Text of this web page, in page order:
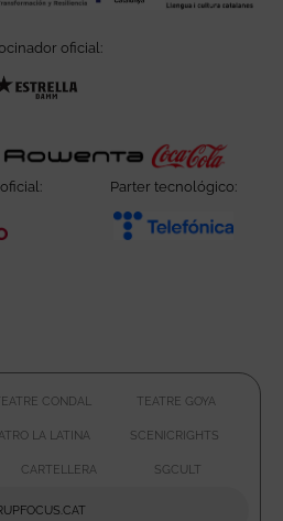
oficial:
ventana
Abre en nueva ventanaAbre en nueva
Abre en nueva ventana
Parter tecnológico:
Abre
CONDAL
ABRE EN NUEVA
TEATRE GOYA
ABRE
NUEVA VENTANA
LA LATINA
ABRE EN NUEVA
SCENICRIGHTS
EN NUEVA VENTANA
CARTELLERA
ABRE EN NUEVA
SGCULT